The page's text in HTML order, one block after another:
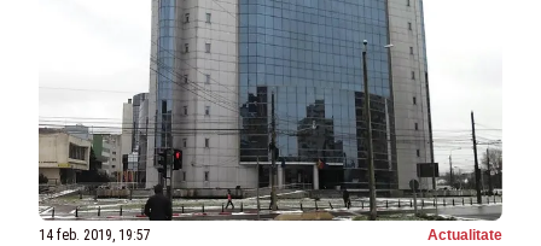
14 feb. 2019, 19:57 Actualitate